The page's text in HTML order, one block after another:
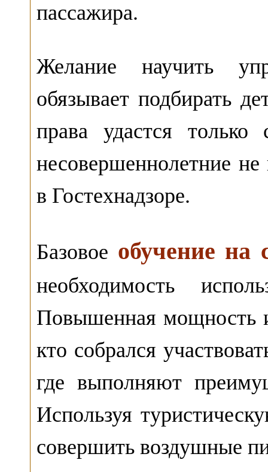
пассажира.
Желание научить
обязывает подбирать
права удастся
несовершеннолетние
в Гостехнадзоре.
Базовое обучение на
необходимость
Повышенная мощность
кто собрался
где выполняют
Используя
совершить воздушные